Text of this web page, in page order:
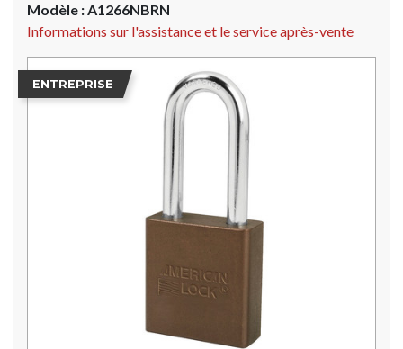
Modèle :A1266NBRN
Informations sur l'assistance et le service après-vente
ENTREPRISE